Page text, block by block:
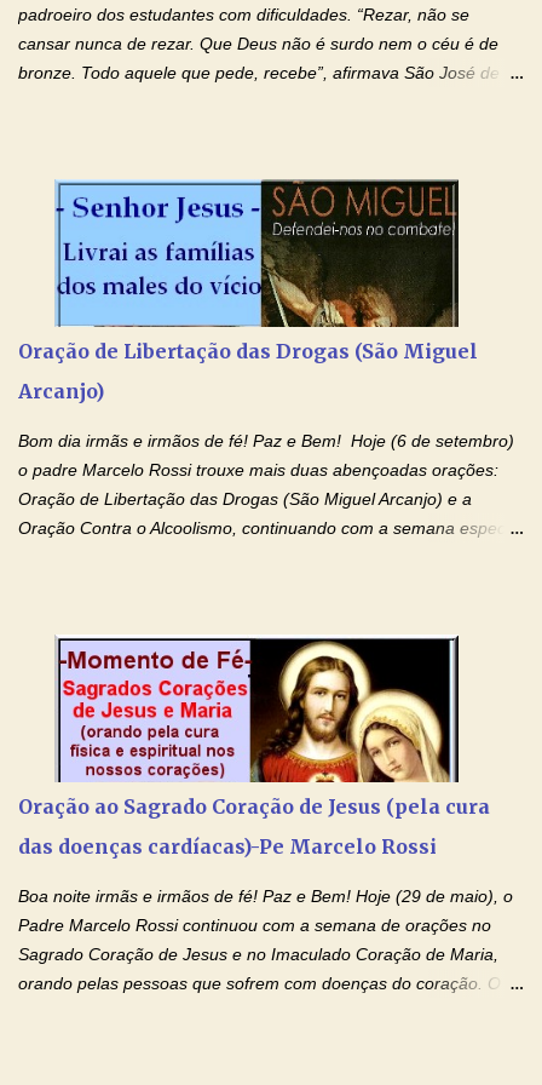
padroeiro dos estudantes com dificuldades. “Rezar, não se
cansar nunca de rezar. Que Deus não é surdo nem o céu é de
bronze. Todo aquele que pede, recebe”, afirmava São José de
coração, transforma-o e o faz semelhante ao teu. Infunde em
mim o teu fervor, a tua sabedoria e a tua fé. Mostra tua bondade,
ajudando-me e eu me esforçarei para imitar tuas virtudes.
Glória… Amável protetor meu, o estudo geralmente é difícil, duro
e entediante para mim. Tu podes deixar tudo isso mais fácil e
esforço maior em meus estudos e uma vida mais digna de tua
santidade. Glória… Deus, que quiseste atrair tudo a teu unigênito
de te...
Oração de Libertação das Drogas (São Miguel
Arcanjo)
Bom dia irmãs e irmãos de fé! Paz e Bem! Hoje (6 de setembro)
o padre Marcelo Rossi trouxe mais duas abençoadas orações:
Oração de Libertação das Drogas (São Miguel Arcanjo) e a
Oração Contra o Alcoolismo, continuando com a semana especial
Ágape de nosso Pai Santo - Jesus - te curar, deixe nossa
Mãezinha do Céu - Maria - te proteger com Seu divino manto.
Não desista, Jesus irá curar todas suas feridas, Creia! Adriana-
Devoção e Fé Oração de Libertação das Drogas (São Miguel
Arcanjo) "Senhor, Pai Eterno, em Nome de Teu Filho Jesus,
se encontram encarcerados em um vício, escravos de alguma
droga. Senhor, Pai Poderoso e cheio de Misericórdia, na
drogas, c...
Oração ao Sagrado Coração de Jesus (pela cura
das doenças cardíacas)-Pe Marcelo Rossi
Boa noite irmãs e irmãos de fé! Paz e Bem! Hoje (29 de maio), o
Padre Marcelo Rossi continuou com a semana de orações no
Sagrado Coração de Jesus e no Imaculado Coração de Maria,
orando pelas pessoas que sofrem com doenças do coração. O